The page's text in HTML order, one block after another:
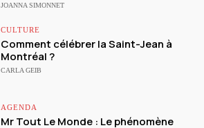
JOANNA SIMONNET
CULTURE
Comment célébrer la Saint-Jean à
Montréal ?
CARLA GEIB
AGENDA
Mr Tout Le Monde : Le phénomène